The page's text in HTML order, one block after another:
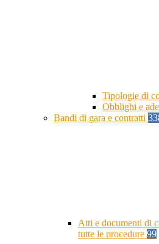
Tipologie di
Obblighi e
Bandi di gara e contratti
Atti e documenti di
tutte le procedure 99